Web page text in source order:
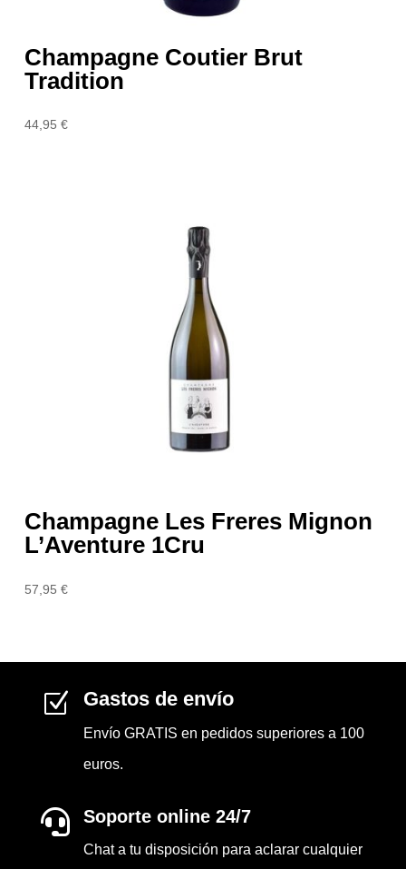
Champagne Coutier Brut
Tradition
44,95€
Champagne Les Freres Mignon
L’Aventure 1Cru
57,95€
Z Gastos de envío
Envío GRATIS en pedidos superiores a 100
euros.
 Soporte online 24/7
Chat a tu disposición para aclarar cualquier